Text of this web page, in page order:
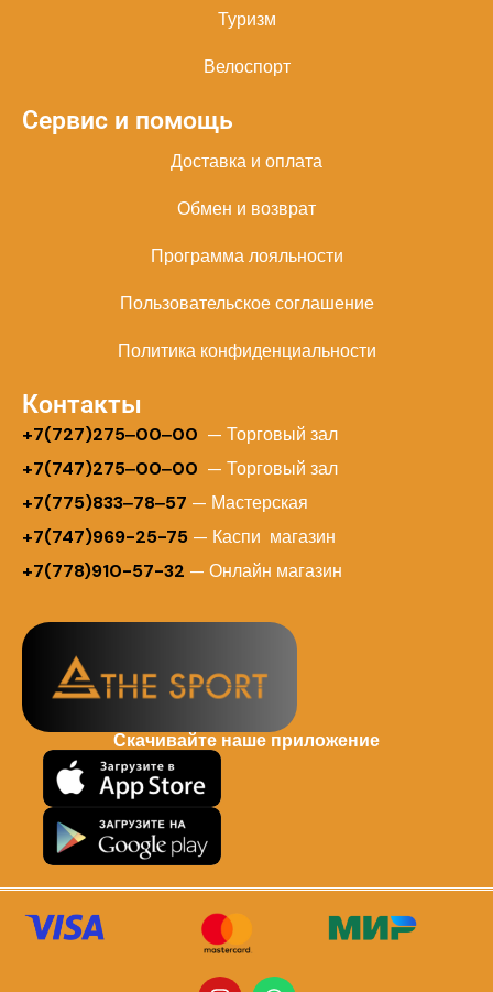
Туризм
Велоспорт
Сервис и помощь
Доставка и оплата
Обмен и возврат
Программа лояльности
Пользовательское соглашение
Политика конфиденциальности
Контакты
+7(727)275‒00‒00 — Торговый зал
+7(747)275‒00‒00 — Торговый зал
+7(775)833‒78‒57 — Мастерская
+7(747)969-25-75 — Каспи магазин
+7(778)910-57-32 — Онлайн магазин
Скачивайте наше приложение